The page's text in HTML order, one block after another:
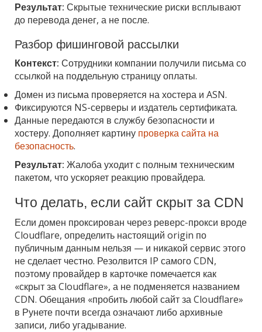
Результат: Скрытые технические риски всплывают
до перевода денег, а не после.
Разбор фишинговой рассылки
Контекст: Сотрудники компании получили письма со
ссылкой на поддельную страницу оплаты.
Домен из письма проверяется на хостера и ASN.
Фиксируются NS-серверы и издатель сертификата.
Данные передаются в службу безопасности и
хостеру. Дополняет картину проверка сайта на
безопасность.
Результат: Жалоба уходит с полным техническим
пакетом, что ускоряет реакцию провайдера.
Что делать, если сайт скрыт за CDN
Если домен проксирован через реверс-прокси вроде
Cloudflare, определить настоящий origin по
публичным данным нельзя — и никакой сервис этого
не сделает честно. Резолвится IP самого CDN,
поэтому провайдер в карточке помечается как
«скрыт за Cloudflare», а не подменяется названием
CDN. Обещания «пробить любой сайт за Cloudflare»
в Рунете почти всегда означают либо архивные
записи, либо угадывание.